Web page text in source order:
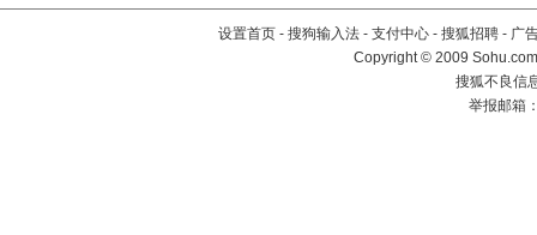
设置首页 - 搜狗输入法 - 支付中心 - 搜狐招聘 - 广
Copyright © 2009
搜狐不良信
举报邮箱